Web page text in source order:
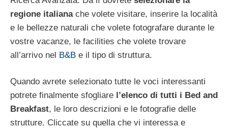
regione italianache volete visitare, inserire la località
e le bellezze naturali che volete fotografare durante le
vostre vacanze, le facilities che volete trovare
all’arrivo nel B&B e il tipo di struttura.
Quando avrete selezionato tutte le voci interessanti
potrete finalmente sfogliare l’elenco di tutti i Bed and
Breakfast, le loro descrizioni e le fotografie delle
strutture. Cliccate su quella che vi interessa e